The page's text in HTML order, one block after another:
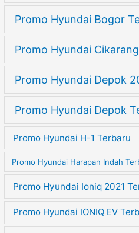
Promo Hyundai Bogor
Promo Hyundai
Promo Hyundai Depok
Promo Hyundai Depok
Promo Hyundai H-1 Terbaru
Promo Hyundai Harapan Indah
Promo Hyundai Ioniq 2021
Promo Hyundai IONIQ EV